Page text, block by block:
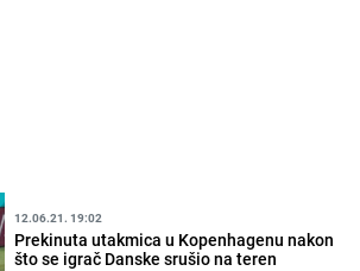
12.06.21. 19:02
Prekinuta utakmica u Kopenhagenu nakon
što se igrač Danske srušio na teren